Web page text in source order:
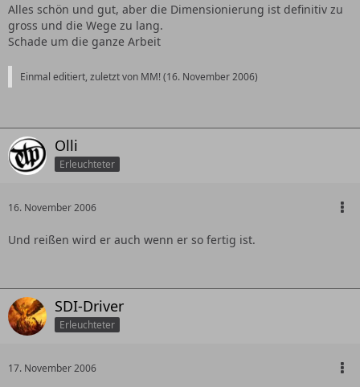
Alles schön und gut, aber die Dimensionierung ist definitiv zu
gross und die Wege zu lang.
Schade um die ganze Arbeit
Einmal editiert, zuletzt von MM! (16. November 2006)
Olli
Erleuchteter
16. November 2006
Und reißen wird er auch wenn er so fertig ist.
SDI-Driver
Erleuchteter
17. November 2006